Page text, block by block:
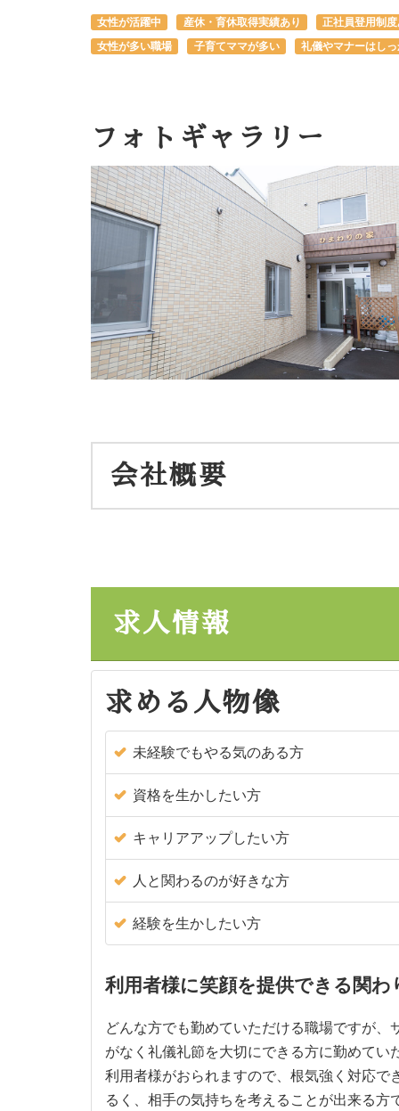
女性が活躍中 産休・育休取得実績あり
正社員登用制
女性が多い職場
子育てママが多い 礼儀やマナーはし
フォトギャラリー
会社概要
求人情報
求める人物像
未経験でもやる気のある方
資格を生かしたい方
キャリアアップしたい方
人と関わるのが好きな方
経験を生かしたい方
利用者様に笑顔を提供できる関わ
どんな方でも勤めていただける職場ですが
がなく礼儀礼節を大切にできる方に勤めて
利用者様がおられますので、根気強く対応で
るく、相手の気持ちを考えることが出来る